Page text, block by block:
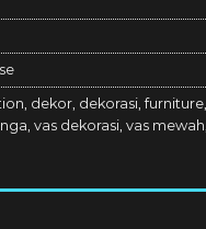
dekor dekorasi ,furniture
vas dekorasi vas mewah